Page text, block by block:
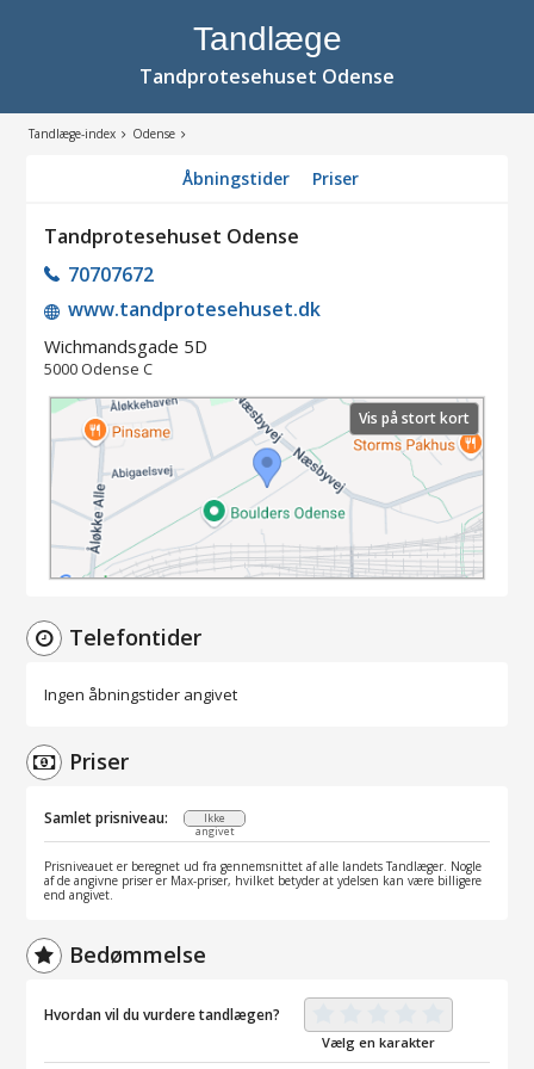
Tandlæge
Tandprotesehuset Odense
Tandlæge-index Odense
Åbningstider Priser
Tandprotesehuset Odense
70707672
www.tandprotesehuset.dk
Wichmandsgade 5D
5000Odense C
Vis på stort kort
Telefontider
Ingen åbningstider angivet
Priser
Samlet prisniveau:
Ikke
angivet
Prisniveauet er beregnet ud fra gennemsnittet af alle landets Tandlæger. Nogle
af de angivne priser er Max-priser, hvilket betyder at ydelsen kan være billigere
end angivet.
Bedømmelse
Hvordan vil du vurdere tandlægen?
Vælg en karakter